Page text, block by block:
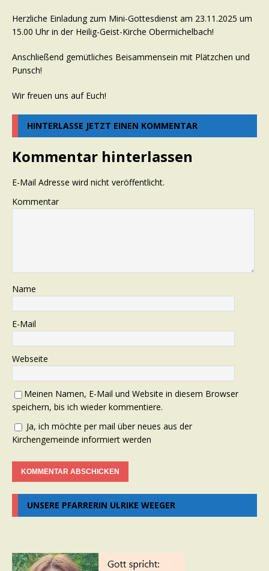
Herzliche Einladung zum Mini-Gottesdienst am 23.11.2025 um
15.00 Uhr in der Heilig-Geist-Kirche Obermichelbach!
Anschließend gemütliches Beisammensein mit Plätzchen und
Punsch!
Wir freuen uns auf Euch!
HINTERLASSE JETZT EINEN KOMMENTAR
Kommentar hinterlassen
E-Mail Adresse wird nicht veröffentlicht.
Kommentar
Name
E-Mail
Webseite
Meinen Namen, E-Mail und Website in diesem Browser
speichern, bis ich wieder kommentiere.
Ja, ich möchte per mail über neues aus der
Kirchengemeinde informiert werden
UNSERE PFARRERIN ULRIKE WEEGER